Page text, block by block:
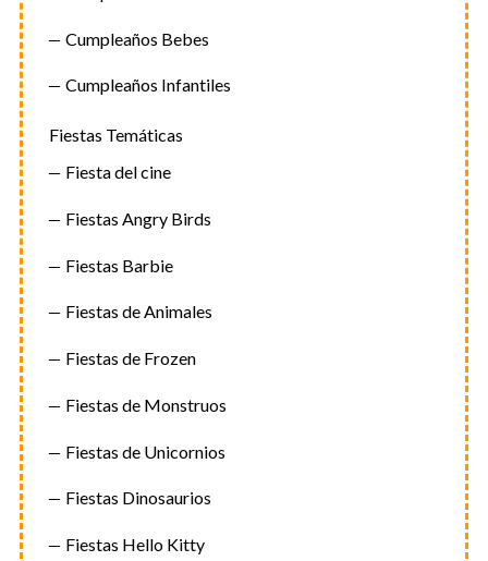
Cumpleaños Bebes
Cumpleaños Infantiles
Fiestas Temáticas
Fiesta del cine
Fiestas Angry Birds
Fiestas Barbie
Fiestas de Animales
Fiestas de Frozen
Fiestas de Monstruos
Fiestas de Unicornios
Fiestas Dinosaurios
Fiestas Hello Kitty